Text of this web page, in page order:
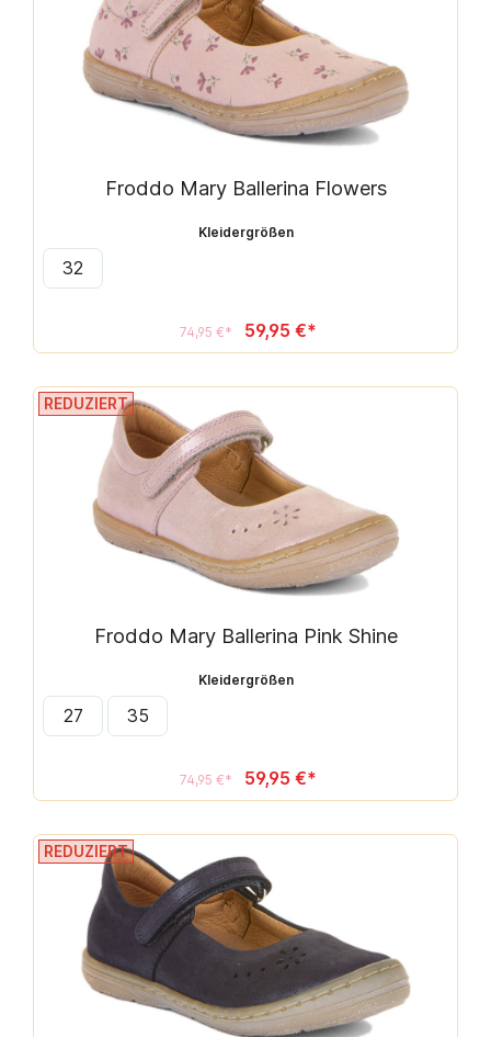
Froddo Mary Ballerina Flowers
Kleidergrößen
32
74,95 €* 59,95 €*
REDUZIERT
Froddo Mary Ballerina Pink Shine
Kleidergrößen
27 35
74,95 €* 59,95 €*
REDUZIERT